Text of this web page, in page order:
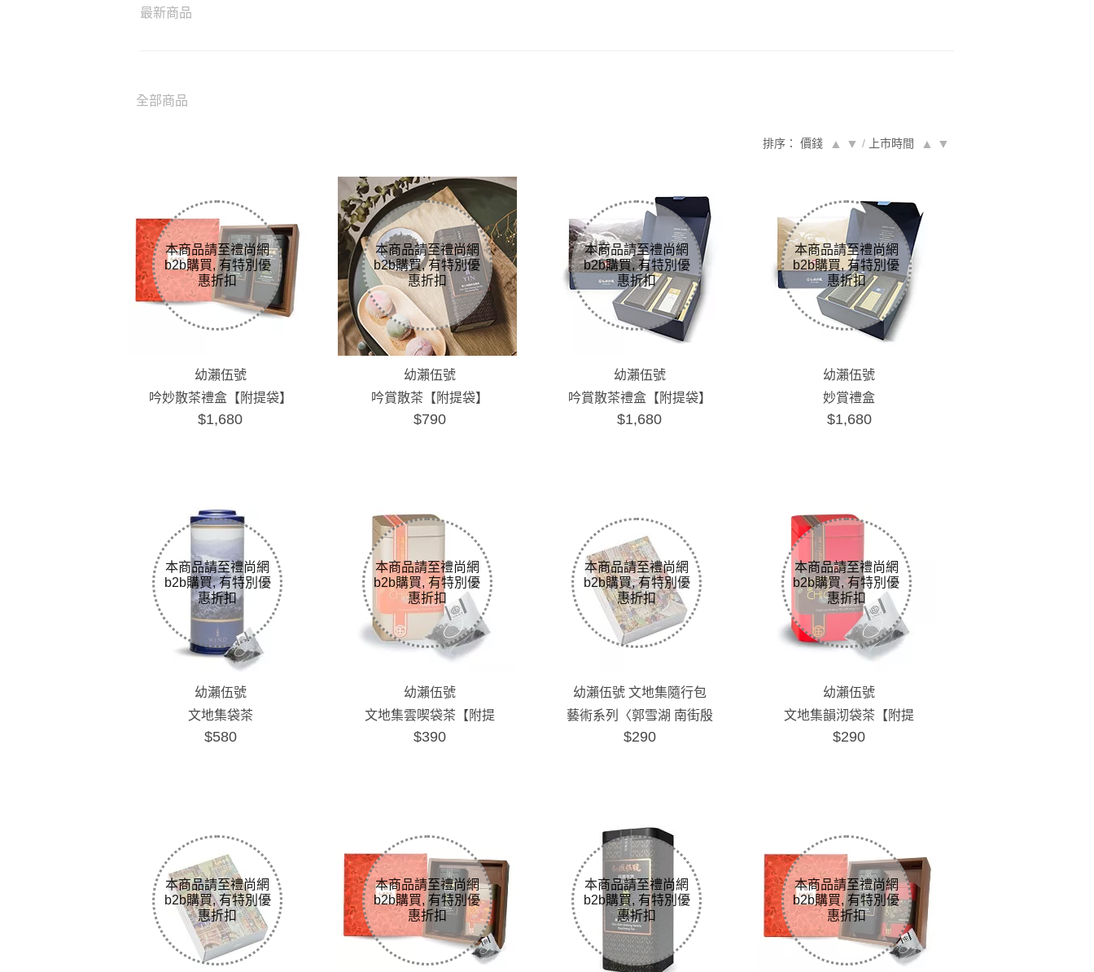
最新商品
全部商品
排序： 價錢 ▲ ▼ / 上市時間 ▲ ▼
幼瀨伍號
吟妙散茶禮盒【附提袋】
$1,680
幼瀨伍號
吟賞散茶【附提袋】
$790
幼瀨伍號
吟賞散茶禮盒【附提袋】
$1,680
幼瀨伍號
妙賞禮盒
$1,680
幼瀨伍號
文地集袋茶
$580
幼瀨伍號
文地集雲喫袋茶【附提
袋】
$390
幼瀨伍號 文地集隨行包
藝術系列〈郭雪湖 南街殷
賑〉
$290
幼瀨伍號
文地集韻沏袋茶【附提
袋】
$290